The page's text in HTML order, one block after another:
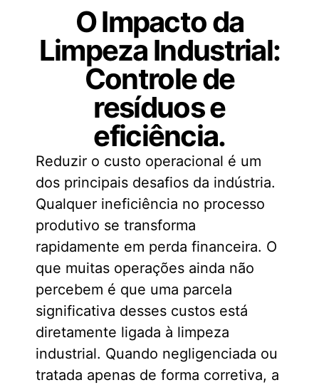
O Impacto da
Limpeza Industrial:
Controle de
resíduos e
eficiência.
Reduzir o custo operacional é um
dos principais desafios da indústria.
Qualquer ineficiência no processo
produtivo se transforma
rapidamente em perda financeira. O
que muitas operações ainda não
percebem é que uma parcela
significativa desses custos está
diretamente ligada à limpeza
industrial. Quando negligenciada ou
tratada apenas de forma corretiva, a